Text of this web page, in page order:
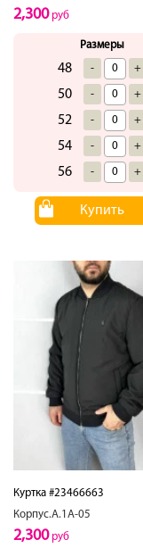
2,300руб
Размеры
48 - +
50 - +
52 - +
54 - +
56 - +
Купить
Куртка #23466663
Корпус.А.1А-05
2,300руб